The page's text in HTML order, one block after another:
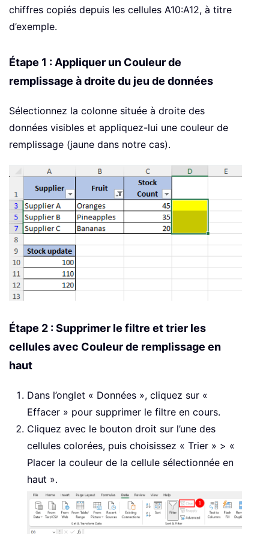
chiffres copiés depuis les cellules A10:A12, à titre
d’exemple.
Étape 1 : Appliquer un Couleur de
remplissage à droite du jeu de données
Sélectionnez la colonne située à droite des
données visibles et appliquez-lui une couleur de
remplissage (jaune dans notre cas).
Étape 2 : Supprimer le filtre et trier les
cellules avec Couleur de remplissage en
haut
Dans l’onglet « Données », cliquez sur «
Effacer » pour supprimer le filtre en cours.
Cliquez avec le bouton droit sur l’une des
cellules colorées, puis choisissez « Trier » > «
Placer la couleur de la cellule sélectionnée en
haut ».